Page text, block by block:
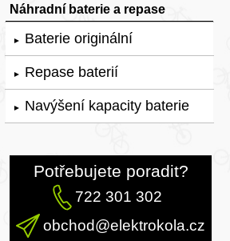
Náhradní baterie a repase
► Baterie originální
► Repase baterií
► Navýšení kapacity baterie
Potřebujete poradit?
722 301 302
obchod@elektrokola.cz